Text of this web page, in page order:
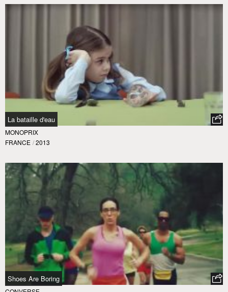
La bataille d'eau
MONOPRIX
FRANCE / 2013
Shoes Are Boring